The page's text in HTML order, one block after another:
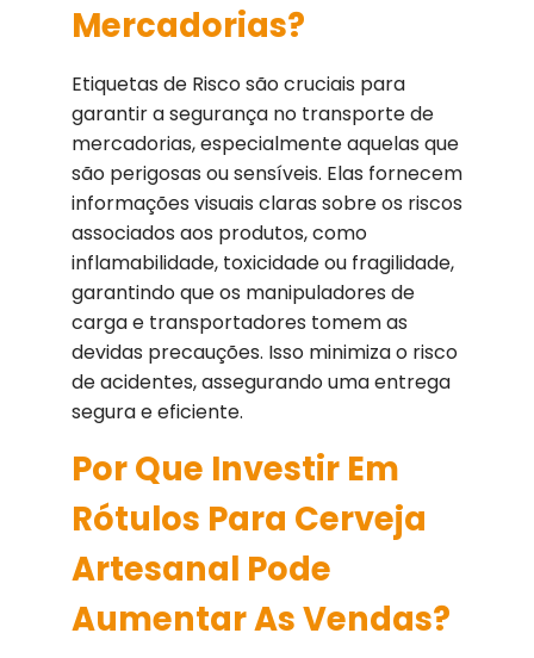
Mercadorias?
Etiquetas de Risco são cruciais para
garantir a segurança no transporte de
mercadorias, especialmente aquelas que
são perigosas ou sensíveis. Elas fornecem
informações visuais claras sobre os riscos
associados aos produtos, como
inflamabilidade, toxicidade ou fragilidade,
garantindo que os manipuladores de
carga e transportadores tomem as
devidas precauções. Isso minimiza o risco
de acidentes, assegurando uma entrega
segura e eficiente.
Por Que Investir Em
Rótulos Para Cerveja
Artesanal Pode
Aumentar As Vendas?